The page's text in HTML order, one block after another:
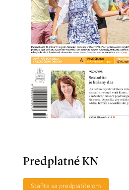
Predplatné KN
Staňte sa predplatiteľom